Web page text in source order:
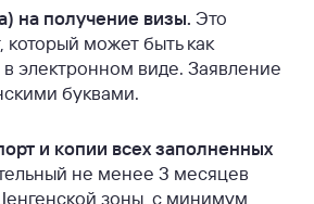
на получение визы. Это
который может быть как
электронном виде. Заявление
буквами.
и копии всех заполненных
не менее 3 месяцев
зоны, с минимум